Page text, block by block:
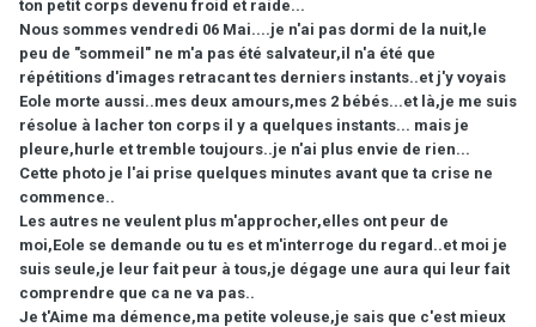
ton petit corps devenu froid et raide...
Nous sommes vendredi 06 Mai....je n'ai pas dormi de la nuit,le
peu de "sommeil" ne m'a pas été salvateur,il n'a été que
répétitions d'images retracant tes derniers instants..et j'y voyais
Eole morte aussi..mes deux amours,mes 2 bébés...et là,je me suis
résolue à lacher ton corps il y a quelques instants... mais je
pleure,hurle et tremble toujours..je n'ai plus envie de rien...
Cette photo je l'ai prise quelques minutes avant que ta crise ne
commence..
Les autres ne veulent plus m'approcher,elles ont peur de
moi,Eole se demande ou tu es et m'interroge du regard..et moi je
suis seule,je leur fait peur à tous,je dégage une aura qui leur fait
comprendre que ca ne va pas..
Je t'Aime ma démence,ma petite voleuse,je sais que c'est mieux